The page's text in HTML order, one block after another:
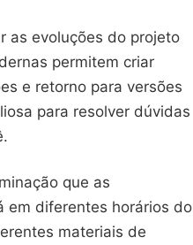
as evoluções do projeto
permitem criar
e retorno para versões
para resolver dúvidas
que as
em diferentes horários do
materiais de